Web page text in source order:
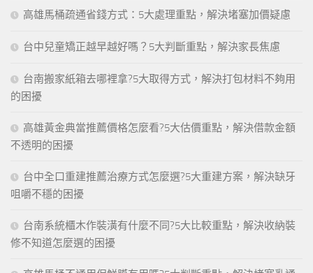
高雄馬桶疏通省錢方式：5大處理重點，解決堵塞加價疑慮
台中兒童矯正越早越好嗎？5大判斷重點，解決家長焦慮
台南搬家紙箱去哪裡拿?5大取得方式，解決打包材料不夠用
的困擾
高雄黃金典當推薦價格怎麼看?5大估價重點，解決借款金額
不透明的困擾
台中全口重建推薦治療方式怎麼選?5大重建方案，解決缺牙
咀嚼不穩的困擾
台南系統櫃木作裝潢有什麼不同?5大比較重點，解決收納裝
修不知道怎麼選的困擾